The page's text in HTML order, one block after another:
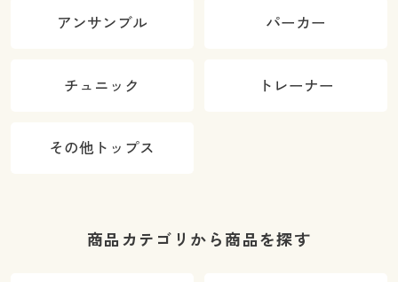
アンサンブル パーカー
チュニック トレーナー
その他トップス
商品カテゴリから商品を探す